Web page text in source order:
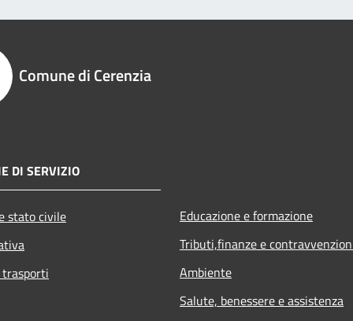
Comune di Cerenzia
DI SERVIZIO
stato civile
Educazione e formazione
Tributi,finanze e
Ambiente
Salute, benessere e assistenza